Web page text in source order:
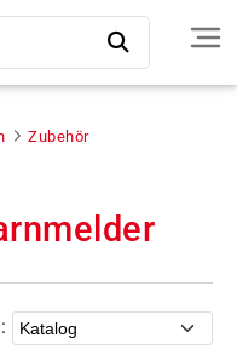
Zubehör